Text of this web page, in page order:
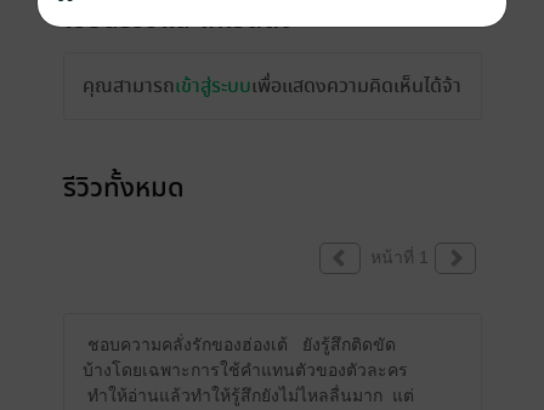
เขียนรีวิวและให้เรตติ้ง
คุณสามารถเข้าสู่ระบบเพื่อแสดงความคิดเห็นได้จ้า
รีวิวทั้งหมด
หน้าที่ 1
ชอบความคลั่งรักของฮ่องเต้
ยังรู้สึกติดขัด
บ้างโดยเฉพาะการใช้คำแทนตัวของตัวละคร
ทำให้อ่านแล้วทำให้รู้สึกยังไม่ไหลลื่นมาก
แต่